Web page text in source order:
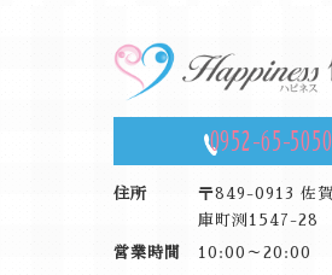
0952-65-5050
住所
〒849-0913 佐
庫町渕1547-28
営業時間 10:00～20:00